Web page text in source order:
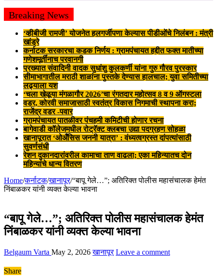
Breaking News
‘व्हीबीजी रामजी’ योजनेत हलगर्जीपणा केल्यास पीडीओंचे निलंबन : मंत्री
खांड्रे
कर्नाटक सरकारचा कडक निर्णय : ग्रामपंचायत हद्दीत फक्त मातीच्या
गणेशमूर्तींनाच परवानगी
प्रख्यात संवादिनी वादक सुधांशु कुलकर्णी यांना गुरु गौरव पुरस्कार
सीमाभागातील मराठी शाळांना पुस्तके देण्यास हालचाल; युवा समितीच्या
लढ्याला यश
‘चला खेळूया मंगळागौर 2026’चा रंगतदार महोत्सव 8 व 9 ऑगस्टला
वडर, कोरवी समाजासाठी स्वतंत्र विकास निगमाची स्थापना करा;
राजेंद्र वडर -पवार
ग्रामपंचायत पातळीवर पंचहमी कमिटीची होणार रचना
बागेवाडी कॉलेजमधील रोट्रॅक्ट क्लबचा उद्या पदग्रहण सोहळा
खानापूरात ‘ओअँसिस जननी यात्रा’ : वंध्यत्वग्रस्त दांपत्यांसाठी
सुवर्णसंधी
रेशन दुकानदारांवरील कामाचा ताण वाढला; एका महिन्यातच दोन
महिन्यांचे धान्य वितरण
Home/कर्नाटक/खानापूर/“बापू गेले…”; अतिरिक्त पोलीस महासंचालक हेमंत
निंबाळकर यांनी व्यक्त केल्या भावना
“बापू गेले…”; अतिरिक्त पोलीस महासंचालक हेमंत
निंबाळकर यांनी व्यक्त केल्या भावना
Belgaum Varta May 2, 2026 खानापूर Leave a comment
Share